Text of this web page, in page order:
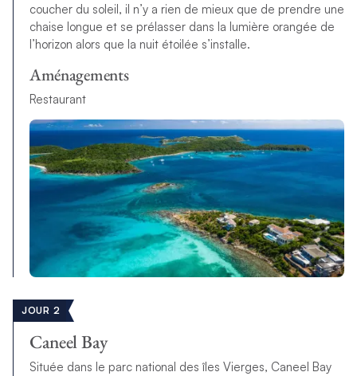
coucher du soleil, il n’y a rien de mieux que de prendre une
chaise longue et se prélasser dans la lumière orangée de
l’horizon alors que la nuit étoilée s’installe.
Aménagements
Restaurant
JOUR 2
Caneel Bay
Située dans le parc national des îles Vierges, Caneel Bay